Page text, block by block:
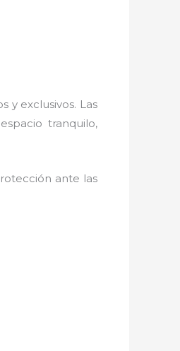
y exclusivos. Las
tranquilo,
ante las